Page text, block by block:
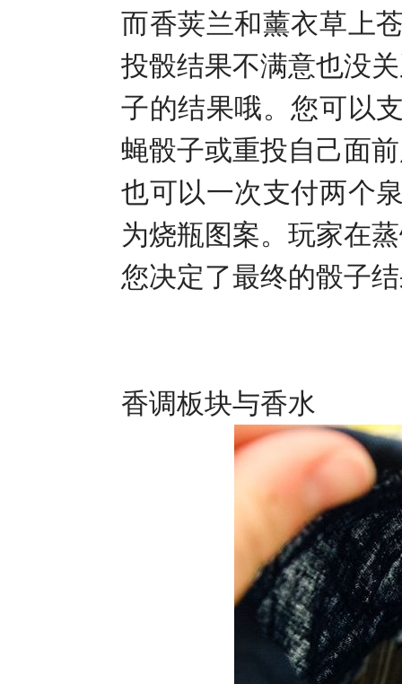
而香荚兰和薰衣草上
投骰结果不满意也没
子的结果哦。您可以
蝇骰子或重投自己面
也可以一次支付两个
为烧瓶图案。玩家在
您决定了最终的骰子
香调板块与香水